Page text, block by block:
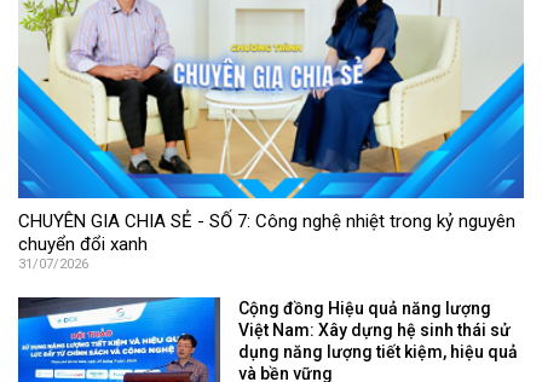
CHUYÊN GIA CHIA SẺ - SỐ 7: Công nghệ nhiệt trong kỷ nguyên
chuyển đổi xanh
31/07/2026
Cộng đồng Hiệu quả năng lượng
Việt Nam: Xây dựng hệ sinh thái sử
dụng năng lượng tiết kiệm, hiệu quả
và bền vững